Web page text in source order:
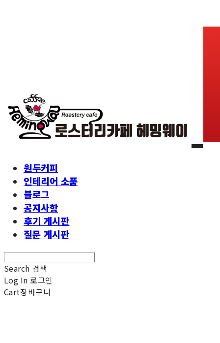
원두커피
인테리어 소품
블로그
공지사항
후기 게시판
질문 게시판
Search 검색
Log In 로그인
Cart장바구니